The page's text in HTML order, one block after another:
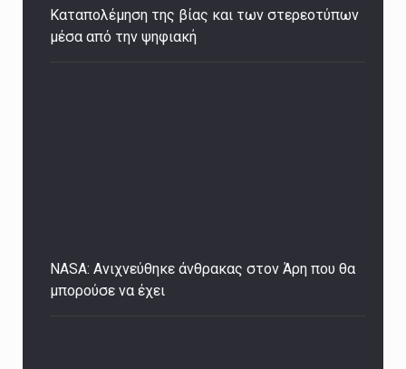
Καταπολέμηση της βίας και των στερεοτύπων
μέσα από την ψηφιακή
NASA: Ανιχνεύθηκε άνθρακας στον Άρη που θα
μπορούσε να έχει